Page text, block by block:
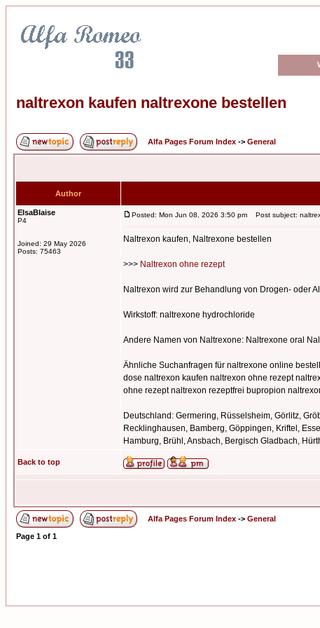
naltrexon kaufen naltrexone bestellen
Alfa Pages Forum Index -> General
Author
ElsaBlaise
P4
Joined: 29 May 2026
Posts: 75463
Posted: Mon Jun 08, 2026 3:50 pm Post subject:
Naltrexon kaufen, Naltrexone bestellen
>>> Naltrexon ohne rezept
Naltrexon wird zur Behandlung von Drogen- oder
Wirkstoff: naltrexone hydrochloride
Andere Namen von Naltrexone: Naltrexone oral
Ähnliche Suchanfragen für naltrexone online
dose naltrexon kaufen naltrexon ohne rezept
ohne rezept naltrexon rezeptfrei bupropion
Deutschland: Germering, Rüsselsheim, Görlitz,
Recklinghausen, Bamberg, Göppingen, Kriftel,
Hamburg, Brühl, Ansbach, Bergisch Gladbach,
Back to top
Alfa Pages Forum Index -> General
Page 1 of 1